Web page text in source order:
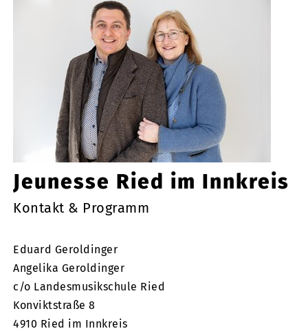
Jeunesse Ried im Innkreis
Kontakt & Programm
Eduard Geroldinger
Angelika Geroldinger
c/o Landesmusikschule Ried
Konviktstraße 8
4910 Ried im Innkreis